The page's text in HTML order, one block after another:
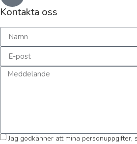
Kontakta oss
Jag godkänner att mina personuppgifter,